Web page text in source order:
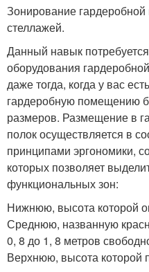
Зонирование
стеллажей.
Данный навык
оборудования
даже тогда, когда у вас
гардеробную помещению
размеров. Размещение в
полок осуществляется в
принципами эргономики,
которых позволяет
функциональных зон:
Нижнюю, высота которой
Среднюю, названную
0, 8 до 1, 8 метров
Верхнюю, высота которой